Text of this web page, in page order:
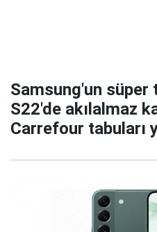
Samsung'un süper
S22'de akılalmaz
Carrefour tabuları